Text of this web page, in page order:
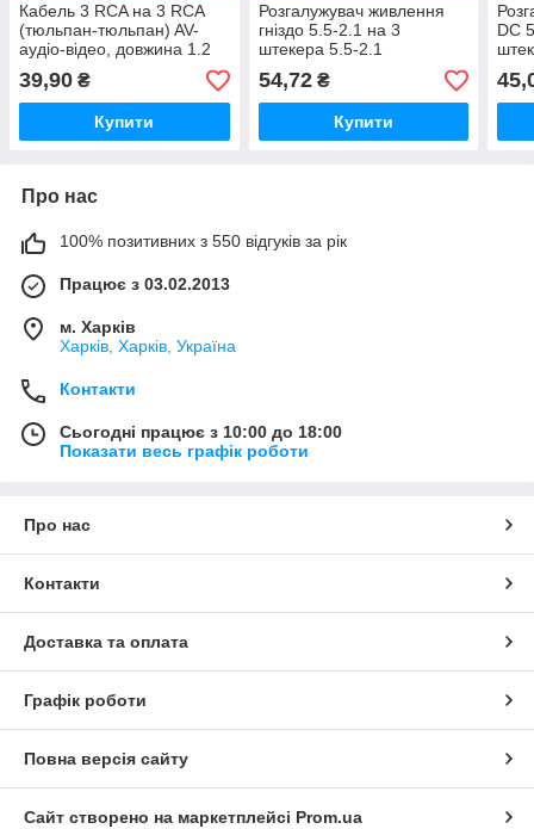
Кабель 3 RCA на 3 RCA
(тюльпан-тюльпан) AV-
аудіо-відео, довжина 1.2
метра
39,90 ₴
Купити
Розгалужувач живлення
гніздо 5.5-2.1 на 3
штекера 5.5-2.1
54,72₴
Купити
DC
Про нас
100% позитивних з 550 відгуків за рік
Працює з 03.02.2013
м. Харків
Харків, Харків, Україна
Контакти
Сьогодні працює з 10:00 до 18:00
Показати весь графік роботи
Про нас
Контакти
Доставка та оплата
Графік роботи
Повна версія сайту
Сайт створено на маркетплейсі Prom.ua